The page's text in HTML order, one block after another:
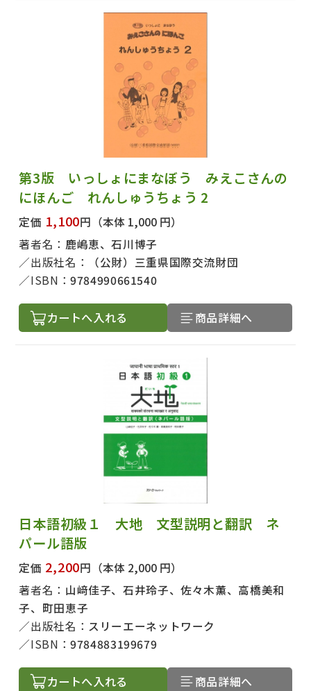
第3版 いっしょにまなぼう みえこさんの
にほんご れんしゅうちょう 2
定価 1,100円 （本体 1,000 円）
著者名： 鹿嶋恵、石川博子
出版社名：
（公財）三重県国際交流財団
ISBN：9784990661540
カートへ入れる 商品詳細へ
日本語初級１ 大地 文型説明と翻訳 ネ
パール語版
定価 2,200円 （本体 2,000 円）
著者名： 山﨑佳子、石井玲子、佐々木薫、高橋美和
子、町田恵子
出版社名： スリーエーネットワーク
ISBN：9784883199679
カートへ入れる 商品詳細へ